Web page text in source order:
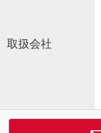
取扱会社